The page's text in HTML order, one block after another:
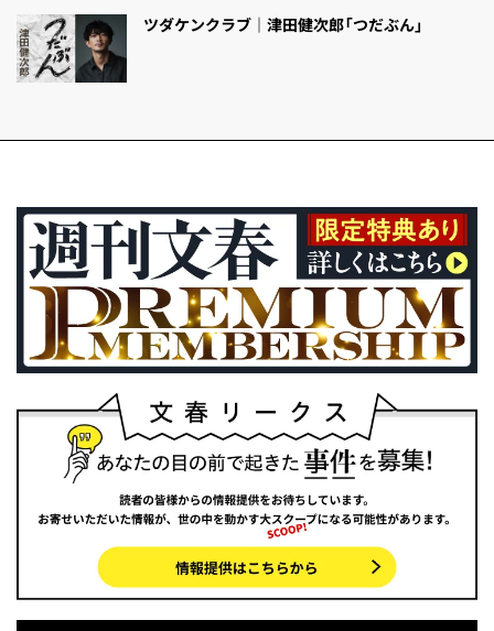
ツダケンクラブ｜津田健次郎「つだぶん」